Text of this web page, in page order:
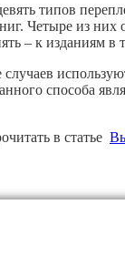
типов
Четыре из них
– к изданиям в
случаев
способа
в статье